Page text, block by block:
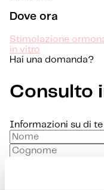
Dove ora
Stimolazione
in vitro
Hai una domanda?
Consulto
Informazioni su di te